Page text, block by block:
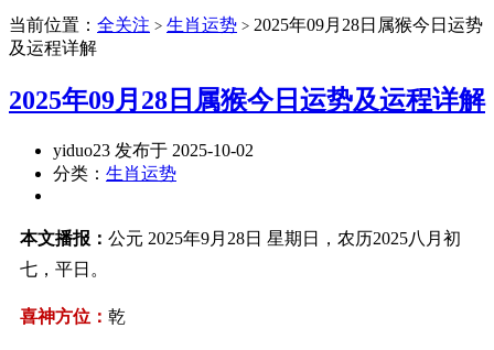
当前位置： 全关注 > 生肖运势 > 2025年09月28日属猴今日运势
及运程详解
2025年09月28日属猴今日运势及运程详解
yiduo23 发布于 2025-10-02
分类： 生肖运势
本文播报： 公元 2025年9月28日 星期日，农历2025八月初
七，平日。
喜神方位： 乾